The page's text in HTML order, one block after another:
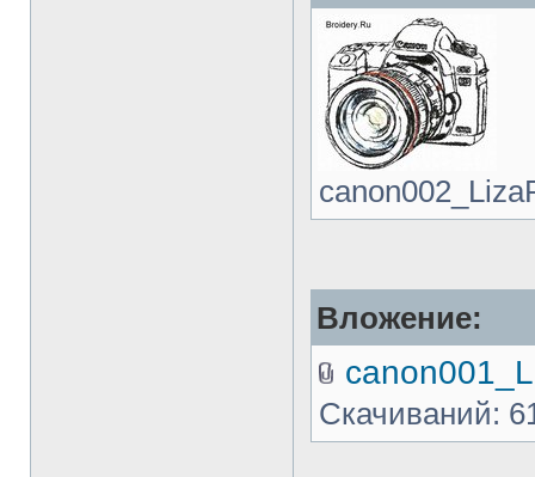
Вложение:
Скачиваний: